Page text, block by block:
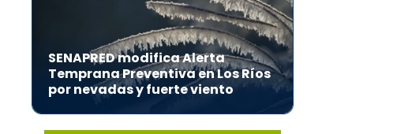
SENAPRED modifica Alerta
Temprana Preventiva en Los Ríos
por nevadas y fuerte viento